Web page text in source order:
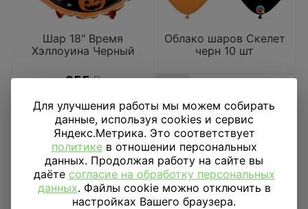
Шар 18" Время
Хэллоуина Черный
355₽
В КОРЗИНУ
Облако шаров Скелет
черн 10 шт
10 шт 15 шт 25 шт
50 шт
2 450₽
В КОРЗИНУ
Для улучшения работы мы можем собирать
данные, используя cookies и сервис
Яндекс.Метрика. Это соответствует
политикев отношении персональных
данных. Продолжая работу на сайте вы
даёте согласие на обработку персональных
данных. Файлы cookie можно отключить в
настройках Вашего браузера.